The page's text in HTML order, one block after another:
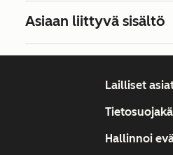
Asiaan liittyvä sisältö
Lailliset
Hallinnoi